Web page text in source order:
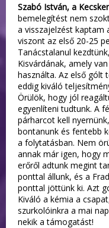
Szabó István, a
bemelegítést nem
a visszajelzést kaptam
viszont az első 20-25
Tanácstalanul
Kisvárdának, amely
használta. Az első gólt
eddig kiváló
Örülök, hogy jól
egyenlíteni tudtunk. A
párharcot kell
bontanunk és fentebb
a folytatásban. Nem
annak már igen, hogy
erőről adtunk megint
ponttal állunk, és a
ponttal jöttünk ki. Azt
Kiváló a kémia a
szurkolóinkra a mai
nekik a támogatást!